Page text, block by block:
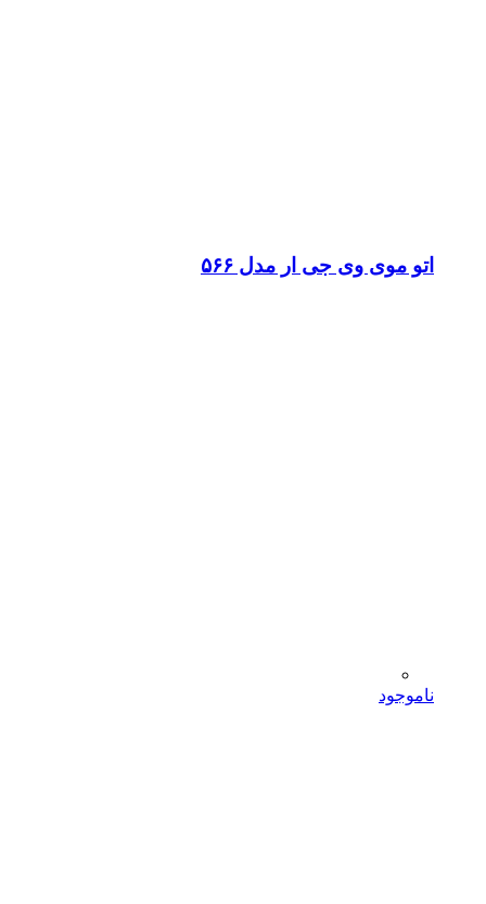
اتو موی وی جی ار مدل ۵۶۶
ناموجود